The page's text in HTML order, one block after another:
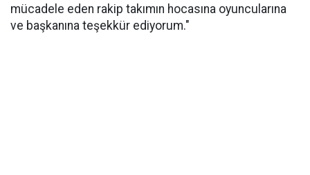
mücadele eden rakip takımın hocasına oyuncularına
ve başkanına teşekkür ediyorum."